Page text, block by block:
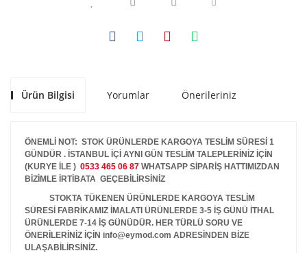
Ürün Bilgisi Yorumlar Önerileriniz
ÖNEMLİ NOT: STOK ÜRÜNLERDE KARGOYA TESLİM SÜRESİ 1
GÜNDÜR . İSTANBUL İÇİ AYNI GÜN TESLİM TALEPLERİNİZ İÇİN
(KURYE İLE ) 0533 465 06 87 WHATSAPP SİPARİŞ HATTIMIZDAN
BİZİMLE İRTİBATA GEÇEBİLİRSİNİZ
STOKTA TÜKENEN ÜRÜNLERDE KARGOYA TESLİM
SÜRESİ FABRİKAMIZ İMALATI ÜRÜNLERDE 3-5 İŞ GÜNÜ İTHAL
ÜRÜNLERDE 7-14 İŞ GÜNÜDÜR. HER TÜRLÜ SORU VE
ÖNERİLERİNİZ İÇİN info@eymod.com ADRESİNDEN BİZE
ULAŞABİLİRSİNİZ.